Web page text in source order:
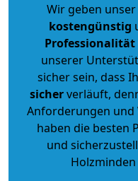
Wir geben
kostengünstig
Professionalität
unserer
sicher sein, dass
sicherverläuft,
Anforderungen und
haben die besten
und